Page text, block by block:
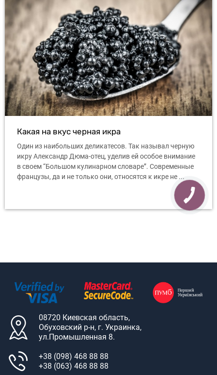
Какая на вкус черная икра
Один из наибольших деликатесов. Так называл черную
икру Александр Дюма-отец, уделив ей особое внимание
в своем “Большом кулинарном словаре”. Современные
французы, да и не только они, относятся к икре не ...
08720 Киевская область,
Обуховский р-н, г. Украинка,
ул.Промышленная 8.
+38 (098) 468 88 88
+38 (063) 468 88 88